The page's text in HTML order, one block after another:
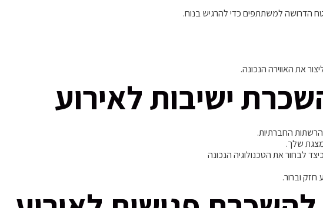
הדרושה למשתתפים כדי להרגיש בנוח.
את האווירה הנכונה.
ישיבות לאירוע
החברתיות.
שלך.
לבחור את הטכנולוגיה הנכונה
וברור.